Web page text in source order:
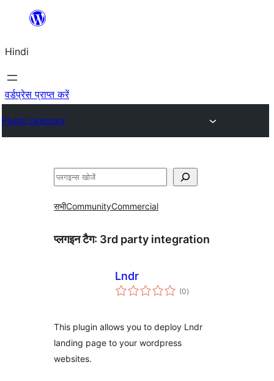
सामग्री
जाएं
Hindi
वर्डप्रेस प्राप्त करें
Plugin Directory
खोजें
सभीCommunityCommercial
प्लगइन टैग: 3rd party integration
Lndr
(0कुल
दर)
This plugin allows you to deploy Lndr
landing page to your wordpress
websites.